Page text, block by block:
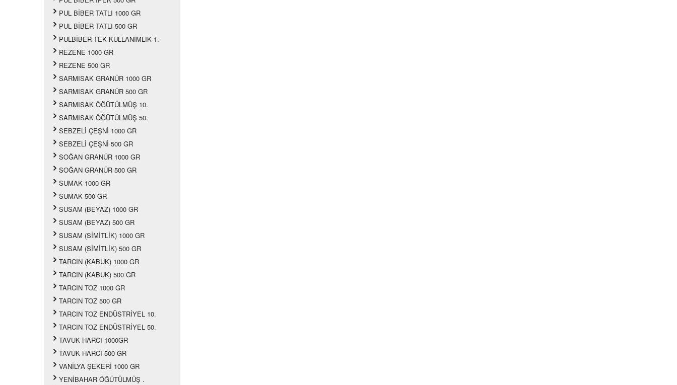
PUL BİBER TATLI 1000 GR
PUL BİBER TATLI 500 GR
PULBİBER TEK KULLANIMLIK 1.
REZENE 1000 GR
REZENE 500 GR
SARMISAK GRANÜR 1000 GR
SARMISAK GRANÜR 500 GR
SARMISAK ÖĞÜTÜLMÜŞ 10.
SARMISAK ÖĞÜTÜLMÜŞ 50.
SEBZELİ ÇEŞNİ 1000 GR
SEBZELİ ÇEŞNİ 500 GR
SOĞAN GRANÜR 1000 GR
SOĞAN GRANÜR 500 GR
SUMAK 1000 GR
SUMAK 500 GR
SUSAM (BEYAZ) 1000 GR
SUSAM (BEYAZ) 500 GR
SUSAM (SİMİTLİK) 1000 GR
SUSAM (SİMİTLİK) 500 GR
TARCIN (KABUK) 1000 GR
TARCIN (KABUK) 500 GR
TARCIN TOZ 1000 GR
TARCIN TOZ 500 GR
TARCIN TOZ ENDÜSTRİYEL 10.
TARCIN TOZ ENDÜSTRİYEL 50.
TAVUK HARCI 1000GR
TAVUK HARCI 500 GR
VANİLYA ŞEKERİ 1000 GR
YENİBAHAR ÖĞÜTÜLMÜŞ .